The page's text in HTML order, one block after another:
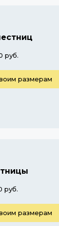
руб.
размерам
руб.
размерам